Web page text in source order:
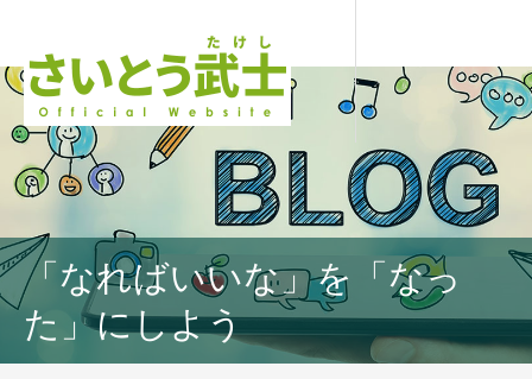
「なればいいな」を「なっ
た」にしよう